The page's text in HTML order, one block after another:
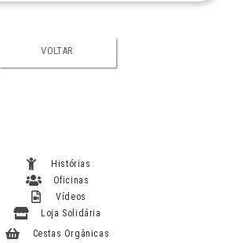
VOLTAR
Histórias
Oficinas
Vídeos
Loja Solidária
Cestas Orgânicas